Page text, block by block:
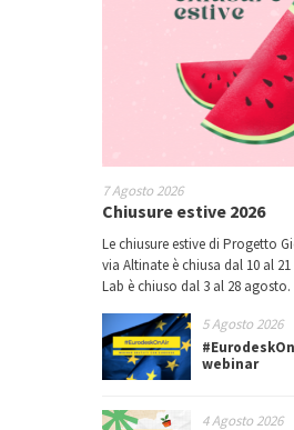
7 Agosto 2026
Chiusure estive 2026
Le chiusure estive di Progetto
via Altinate è chiusa dal 10 al
Lab è chiuso dal 3 al 28 agosto.
5 Agosto 2026
webinar
4 Agosto 2026